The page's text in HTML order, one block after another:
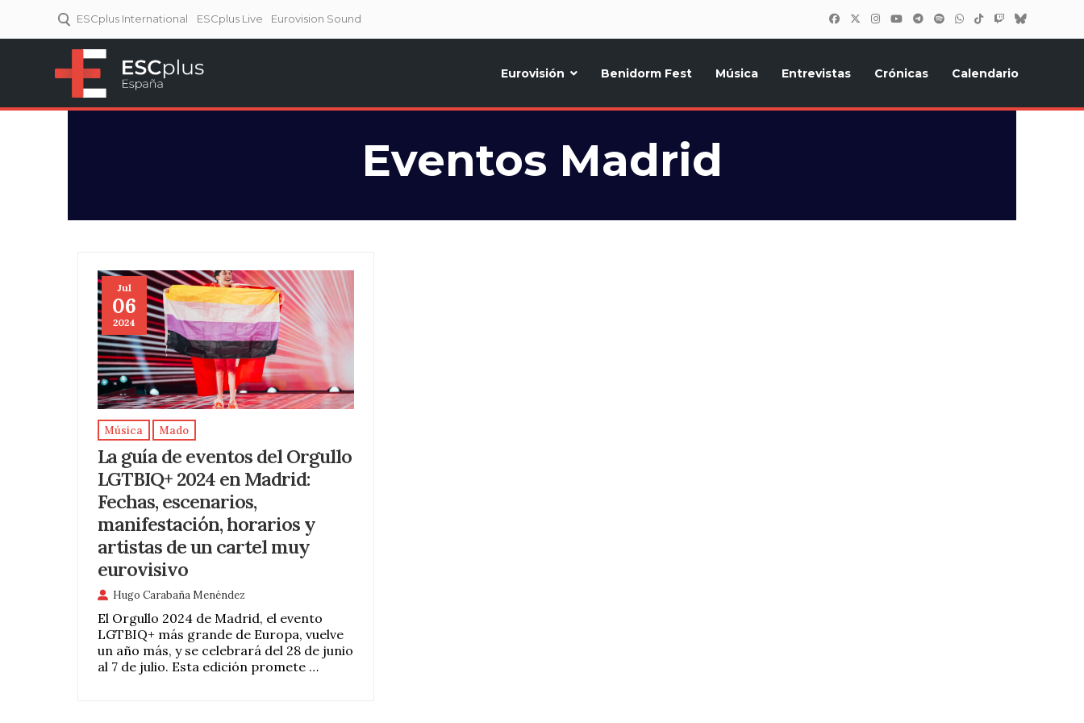
ESCplus International ESCplus Live Eurovision Sound
Eurovisión Benidorm Fest Música Entrevistas Crónicas Calendario
Eventos Madrid
Jul
06
2024
Música Mado
La guía de eventos del Orgullo
LGTBIQ+ 2024 en Madrid:
Fechas, escenarios,
manifestación, horarios y
artistas de un cartel muy
eurovisivo
Hugo Carabaña Menéndez
El Orgullo 2024 de Madrid, el evento
LGTBIQ+ más grande de Europa, vuelve
un año más, y se celebrará del 28 de junio
al 7 de julio. Esta edición promete …